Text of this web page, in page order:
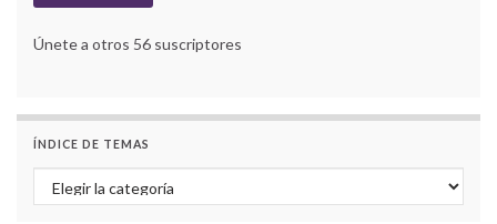
Únete a otros 56 suscriptores
ÍNDICE DE TEMAS
Índice de temas